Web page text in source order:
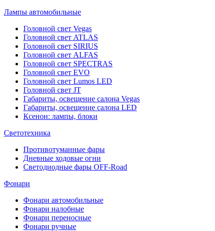
Лампы автомобильные
Головной свет Vegas
Головной свет ATLAS
Головной свет SIRIUS
Головной свет ALFAS
Головной свет SPECTRAS
Головной свет EVO
Головной свет Lumos LED
Головной свет JT
Габариты, освещение салона Vegas
Габариты, освещение салона LED
Ксенон: лампы, блоки
Светотехника
Противотуманные фары
Дневные ходовые огни
Светодиодные фары OFF-Road
Фонари
Фонари автомобильные
Фонари налобные
Фонари переносные
Фонари ручные